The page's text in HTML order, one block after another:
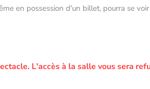
en possession d'un billet, pourra se
L'accès à la salle vous sera